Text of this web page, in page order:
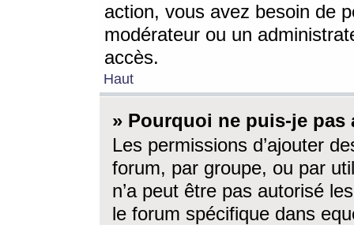
action, vous avez besoin de
modérateur ou un
accès.
Haut
» Pourquoi ne puis-je
Les permissions d’ajouter
forum, par groupe, ou par
n’a peut être pas autorisé
le forum spécifique dans